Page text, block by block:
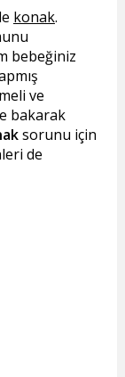
konak.
bebeğiniz
ve
bakarak
sorunu için
de